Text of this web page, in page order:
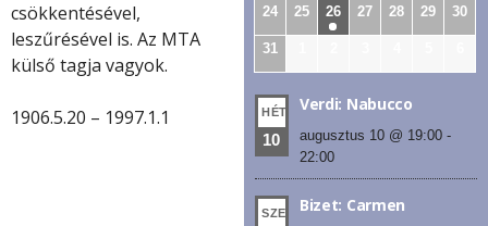
csökkentésével,
leszűrésével is. Az MTA
külső tagja vagyok.
1906.5.20 – 1997.1.1
24 25 26 27 28 29 30
31
HÉT
10
Verdi: Nabucco
augusztus 10 @ 19:00-
22:00
SZE Bizet: Carmen